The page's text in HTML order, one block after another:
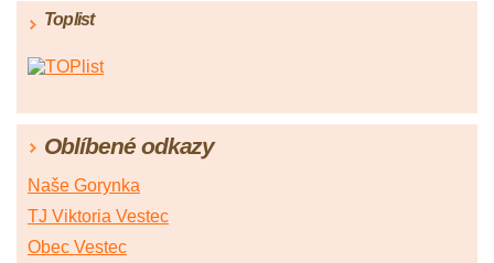
Toplist
Oblíbené odkazy
Naše Gorynka
TJ Viktoria Vestec
Obec Vestec